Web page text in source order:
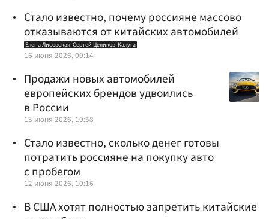
Стало известно, почему россияне массово
отказываются от китайских автомобилей
Елена Лисовская Сергей Целиков Калуга
16 июня 2026, 09:14
Продажи новых автомобилей
европейских брендов удвоились
в России
13 июня 2026, 10:58
Стало известно, сколько денег готовы
потратить россияне на покупку авто
с пробегом
12 июня 2026, 10:16
В США хотят полностью запретить китайские